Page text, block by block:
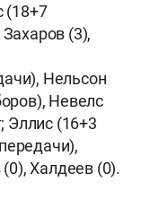
(18+7
(3),
Нельсон
Невелс
Эллис (16+3
Халдеев (0).